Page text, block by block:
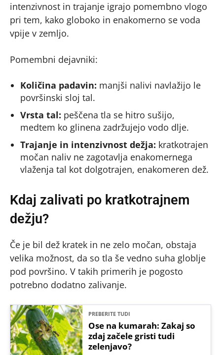
intenzivnost in trajanje igrajo pomembno vlogo
pri tem, kako globoko in enakomerno se voda
vpije v zemljo.
Pomembni dejavniki:
Količina padavin: manjši nalivi navlažijo le
površinski sloj tal.
Vrsta tal: peščena tla se hitro sušijo,
medtem ko glinena zadržujejo vodo dlje.
Trajanje in intenzivnost dežja: kratkotrajen
močan naliv ne zagotavlja enakomernega
vlaženja tal kot dolgotrajen, enakomeren dež.
Kdaj zalivati po kratkotrajnem
dežju?
Če je bil dež kratek in ne zelo močan, obstaja
velika možnost, da so tla še vedno suha globlje
pod površino. V takih primerih je pogosto
potrebno dodatno zalivanje.
PREBERITE TUDI
Ose na kumarah: Zakaj so
zdaj začele gristi tudi
zelenjavo?